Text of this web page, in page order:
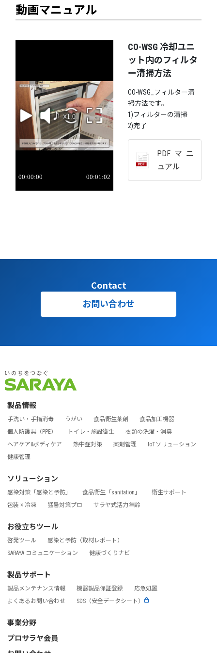
動画マニュアル
CO-WSG 冷却ユニ
ット内のフィルタ
ー清掃方法
CO-WSG_フィルター清
掃方法です。
1)フィルターの清掃
2)完了
PDFマニ
ュアル
Contact
お問い合わせ
製品情報
手洗い・手指消毒 うがい 食品衛生薬剤
食品加工機器
個人防護具（PPE）
トイレ・施設衛生
衣類の洗濯・消臭
ヘアケア&ボディケア
熱中症対策 薬剤管理
IoTソリューション
健康管理
ソリューション
感染対策「感染と予防」 食品衛生「sanitation」
衛生サポート
包装 × 冷凍
猛暑対策プロ サラヤ式活力年齢
お役立ちツール
啓発ツール
感染と予防（取材レポート）
SARAYA コミュニケーション
健康づくりナビ
製品サポート
製品メンテナンス情報 機器製品保証登録
応急処置
よくあるお問い合わせ
SDS（安全データシート）
事業分野
プロサラヤ会員